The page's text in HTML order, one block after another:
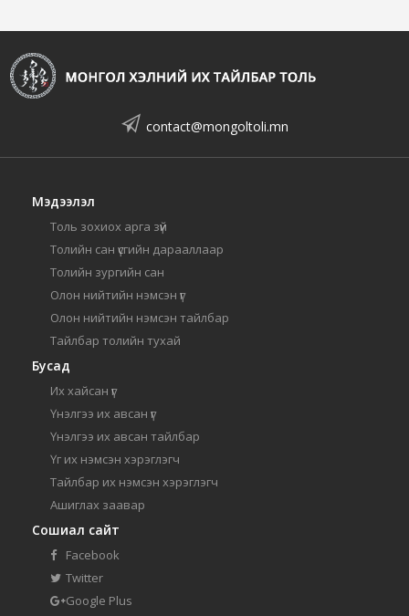
contact@mongoltoli.mn
Мэдээлэл
Толь зохиох арга зүй
Толийн сан үсгийн дарааллаар
Толийн зургийн сан
Олон нийтийн нэмсэн үг
Олон нийтийн нэмсэн тайлбар
Тайлбар толийн тухай
Бусад
Их хайсан үг
Үнэлгээ их авсан үг
Үнэлгээ их авсан тайлбар
Үг их нэмсэн хэрэглэгч
Тайлбар их нэмсэн хэрэглэгч
Ашиглах заавар
Сошиал сайт
Facebook
Twitter
Google Plus